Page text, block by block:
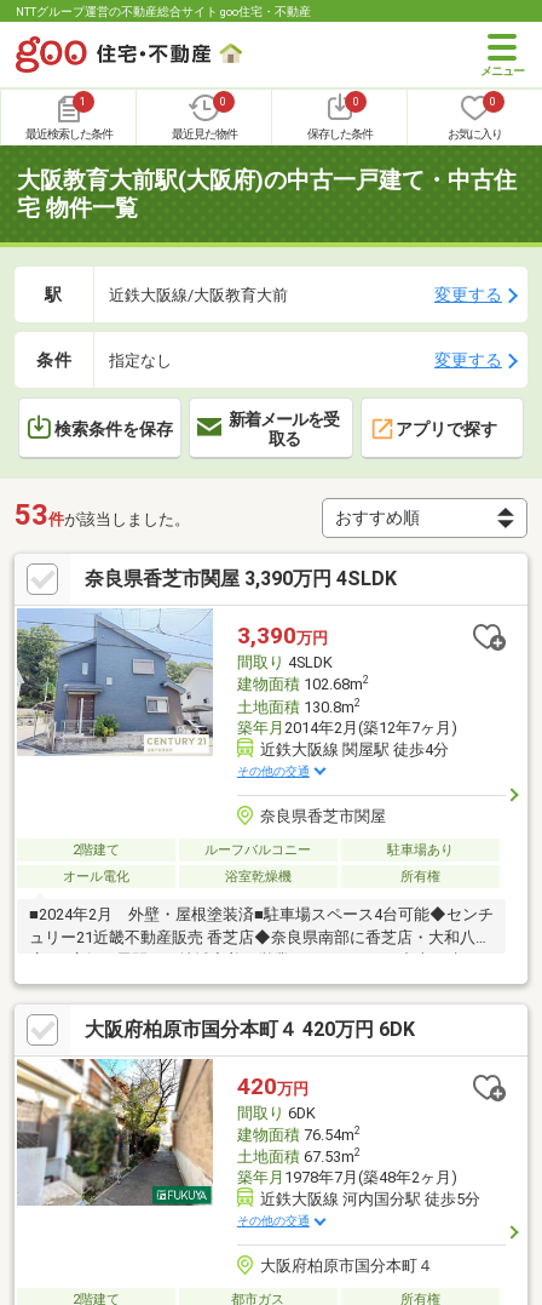
NTTグループ運営の不動産総合サイト goo住宅・不動産
1
最近検索した条件
0
最近見た物件
0
保存した条件
0
お気に入り
大阪教育大前駅(大阪府)の中古一戸建て・中古住
宅 物件一覧
駅 近鉄大阪線/大阪教育大前 変更する
条件 指定なし 変更する
検索条件を保存
新着メールを受
取る
アプリで探す
53件が該当しました。
奈良県香芝市関屋 3,390万円 4SLDK
3,390万円
間取り 4SLDK
建物面積102.68m2
土地面積130.8m2
築年月 2014年2月(築12年7ヶ月)
近鉄大阪線 関屋駅 徒歩4分
その他の交通
奈良県香芝市関屋
2階建て ルーフバルコニー
駐車場あり
オール電化
浴室乾燥機 所有権
■2024年2月 外壁・屋根塗装済■駐車場スペース4台可能◆センチ
ュリー21近畿不動産販売 香芝店◆奈良県南部に香芝店・大和八木
購入にあわせて、リフォームのご相談やお見積り、プランニング
にも対応し、ご入居後の暮らしに合わせた住まいづくりをサポー
トいたします。センチュリー21のネットワークと情報力を活か
し、ご購入後のアフターサービスまで安心して進めていただける
ようサポートいたします。◆住まいづくりに関することなら何で
もお気軽にご相談ください◆
大阪府柏原市国分本町４ 420万円 6DK
420万円
間取り 6DK
建物面積76.54m2
土地面積67.53m2
築年月 1978年7月(築48年2ヶ月)
近鉄大阪線 河内国分駅 徒歩5分
その他の交通
大阪府柏原市国分本町４
2階建て 都市ガス 所有権